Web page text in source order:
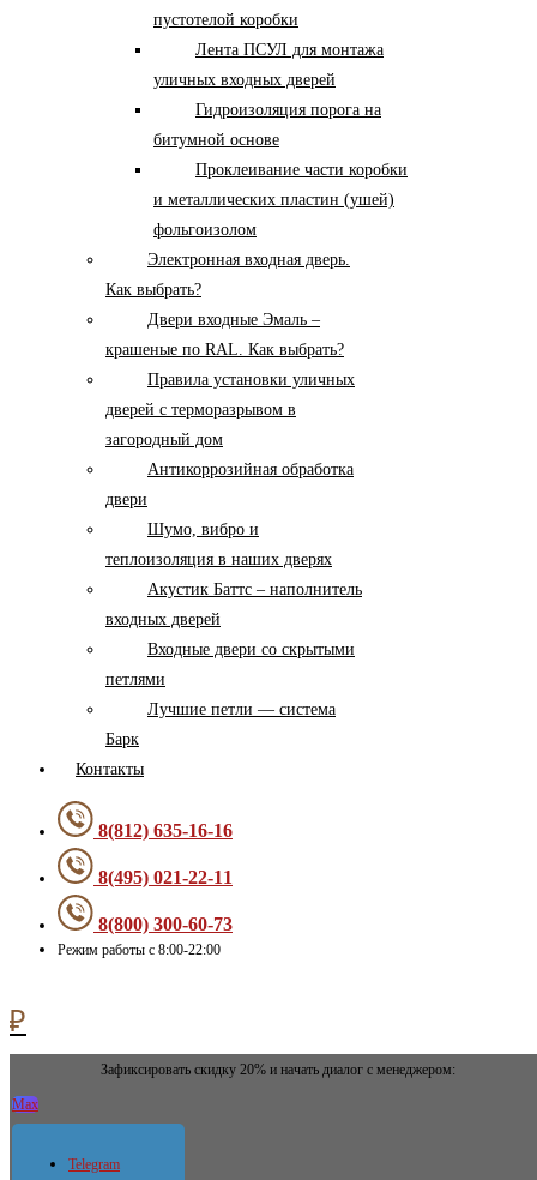
пустотелой коробки
Лента ПСУЛ для монтажа
уличных входных дверей
Гидроизоляция порога на
битумной основе
Проклеивание части коробки
и металлических пластин (ушей)
фольгоизолом
Электронная входная дверь.
Как выбрать?
Двери входные Эмаль –
крашеные по RAL. Как выбрать?
Правила установки уличных
дверей с терморазрывом в
загородный дом
Антикоррозийная обработка
двери
Шумо, вибро и
теплоизоляция в наших дверях
Акустик Баттс – наполнитель
входных дверей
Входные двери со скрытыми
петлями
Лучшие петли — система
Барк
Контакты
8(812) 635-16-16
8(495) 021-22-11
8(800) 300-60-73
Режим работы с 8:00-22:00
₽
Зафиксировать скидку 20% и начать диалог с менеджером:
Max
Telegram